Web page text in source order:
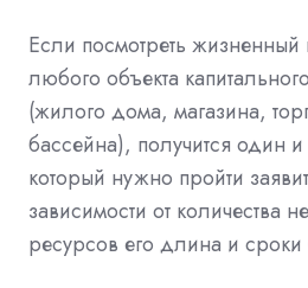
Если посмотреть
любого объекта
(жилого дома, магазина,
бассейна), получится один и
который нужно пройти
зависимости от количества
ресурсов его длина и сроки